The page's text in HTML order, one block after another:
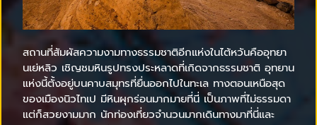
สถานที่สัมผัสความงามทางธรรมชาติอีกแห่งในไต้หวันคืออุทยา
นเย่หลิว เชิญชมหินรูปทรงประหลาดที่เกิดจากธรรมชาติ อุทยาน
แห่งนี้ตั้งอยู่บนคาบสมุทรที่ยื่นออกไปในทะเล ทางตอนเหนือสุด
ของเมืองนิวไทเป มีหินผุกร่อนมากมายที่นี่ เป็นภาพที่ไม่ธรรมดา
แต่ก็สวยงามมาก นักท่องเที่ยวจำนวนมากเดินทางมาที่นี่และ